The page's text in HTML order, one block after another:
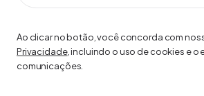
Ao clicar no botão, você concorda com
Privacidade, incluindo o uso de cookies e o
comunicações.